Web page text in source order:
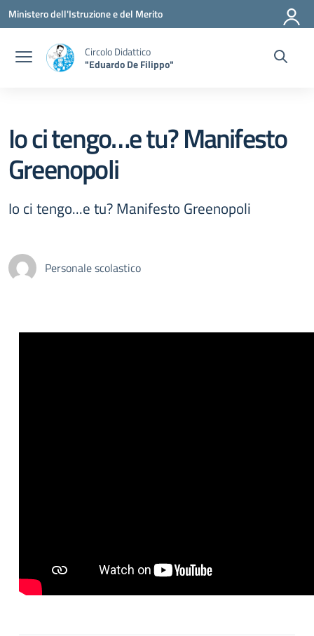
Vai ai contenuti
Vai al menu di navigazione
Vai al footer
Ministero dell'Istruzione e del Merito
Circolo Didattico
"Eduardo De Filippo"
Io ci tengo…e tu? Manifesto
Greenopoli
Io ci tengo...e tu? Manifesto Greenopoli
Personale scolastico